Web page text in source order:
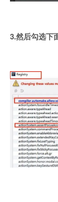
3.然后勾选下